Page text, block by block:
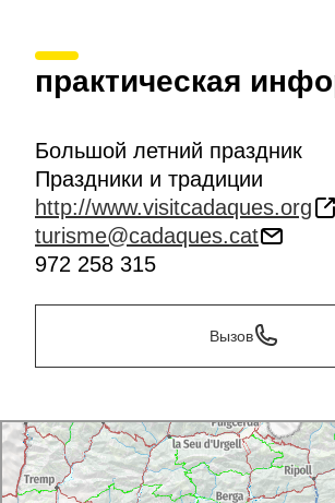
практическая
Большой летний праздник
Праздники и традиции
http://www.visitcadaques.org
turisme@cadaques.cat
972 258 315
Вызов